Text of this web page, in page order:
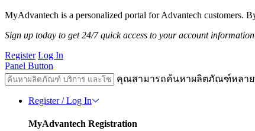
MyAdvantech is a personalized portal for Advantech customers.
Sign up today to get 24/7 quick access to your account
Register Log In
Panel Button
คุณสามารถค้นหาผลิตภัณฑ์หลาย
Register / Log In
MyAdvantech Registration